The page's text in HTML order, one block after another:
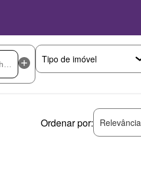
Ordenar por: Relevância